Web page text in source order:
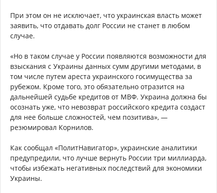
При этом он не исключает, что украинская власть может
заявить, что отдавать долг России не станет в любом
случае.
«Но в таком случае у России появляются возможности для
взыскания с Украины данных сумм другими методами, в
том числе путем ареста украинского госимущества за
рубежом. Кроме того, это обязательно отразится на
дальнейшей судьбе кредитов от МВФ. Украина должна бы
осознать уже, что невозврат российского кредита создаст
для нее больше сложностей, чем позитива», —
резюмировал Корнилов.
Как сообщал «ПолитНавигатор», украинские аналитики
предупредили, что лучше вернуть России три миллиарда,
чтобы избежать негативных последствий для экономики
Украины.